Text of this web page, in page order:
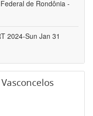
de Rondônia -
2024-Sun Jan 31